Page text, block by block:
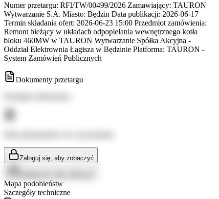
Numer przetargu: RFI/TW/00499/2026 Zamawiający: TAURON
Wytwarzanie S.A. Miasto: Będzin Data publikacji: 2026-06-17
Termin składania ofert: 2026-06-23 15:00 Przedmiot zamówienia:
Remont bieżący w układach odpopielania wewnętrznego kotła
bloku 460MW w TAURON Wytwarzanie Spółka Akcyjna -
Oddział Elektrownia Łagisza w Będzinie Platforma: TAURON -
System Zamówień Publicznych
Dokumenty przetargu
Zaloguj się, aby zobaczyć
Mapa podobieństw
Szczegóły techniczne